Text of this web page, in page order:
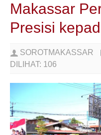
Makassar
Presisi
SOROTMAKASSAR
DILIHAT: 106